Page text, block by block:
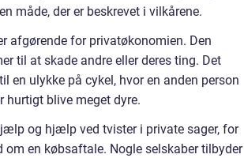
måde, der er beskrevet i vilkårene.
afgørende for privatøkonomien. Den
til at skade andre eller deres ting. Det
en ulykke på cykel, hvor en anden person
hurtigt blive meget dyre.
og hjælp ved tvister i private sager, for
en købsaftale. Nogle selskaber tilbyder